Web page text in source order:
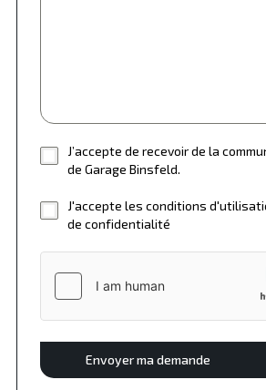
J’accepte de recevoir de la
de Garage Binsfeld.
J'accepte les conditions
de confidentialité
Envoyer ma demande